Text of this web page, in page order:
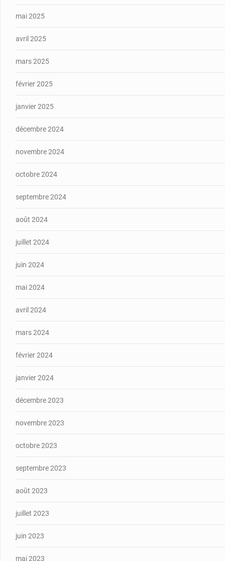
mai 2025
avril 2025
mars 2025
février 2025
janvier 2025
décembre 2024
novembre 2024
octobre 2024
septembre 2024
août 2024
juillet 2024
juin 2024
mai 2024
avril 2024
mars 2024
février 2024
janvier 2024
décembre 2023
novembre 2023
octobre 2023
septembre 2023
août 2023
juillet 2023
juin 2023
mai 2023